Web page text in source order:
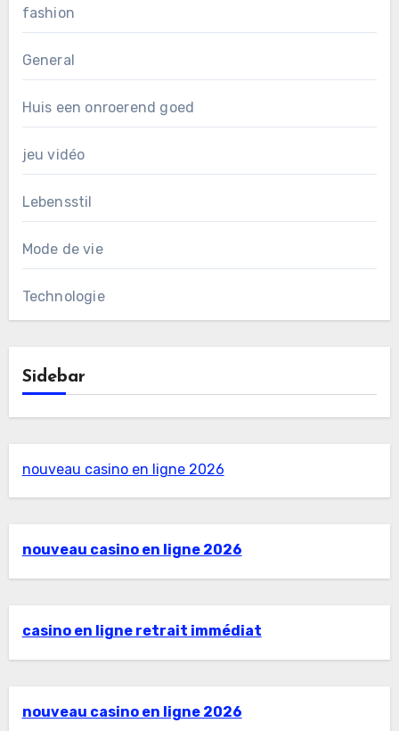
fashion
General
Huis een onroerend goed
jeu vidéo
Lebensstil
Mode de vie
Technologie
Sidebar
nouveau casino en ligne 2026
nouveau casino en ligne 2026
casino en ligne retrait immédiat
nouveau casino en ligne 2026